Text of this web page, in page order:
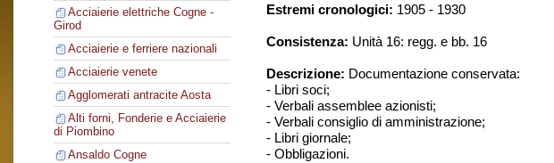
Acciaierie elettriche Cogne -
Girod
Acciaierie e ferriere nazionali
Acciaierie venete
Agglomerati antracite Aosta
Alti forni, Fonderie e Acciaierie
di Piombino
Ansaldo Cogne
Estremi cronologici: 1905 - 1930
Consistenza: Unità 16: regg. e bb. 16
Descrizione: Documentazione conservata:
- Libri soci;
- Verbali assemblee azionisti;
- Verbali consiglio di amministrazione;
- Libri giornale;
- Obbligazioni.